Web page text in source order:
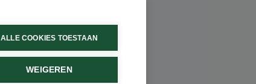
ALLE COOKIES TOESTAAN
WEIGEREN